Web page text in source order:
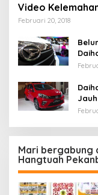
Video
Februari 20, 2018
Mari bergabung
Hangtuah